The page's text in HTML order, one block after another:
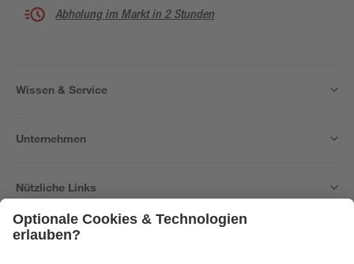
Abholung im Markt in 2 Stunden
Wissen & Service
Unternehmen
Nützliche Links